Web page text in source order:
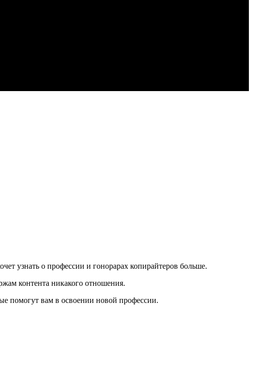
узнать о профессии и гонорарах копирайтеров больше.
контента никакого отношения.
помогут вам в освоении новой профессии.